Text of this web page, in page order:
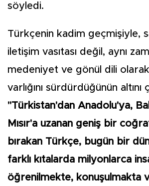
söyledi.
Türkçenin kadim geçmişiyle,
iletişim vasıtası değil, aynı
medeniyet ve gönül dili olarak
varlığını sürdürdüğünün altını
"Türkistan'dan Anadolu'ya,
Mısır'a uzanan geniş bir
bırakan Türkçe, bugün bir
farklı kıtalarda milyonlarca
öğrenilmekte, konuşulmakta